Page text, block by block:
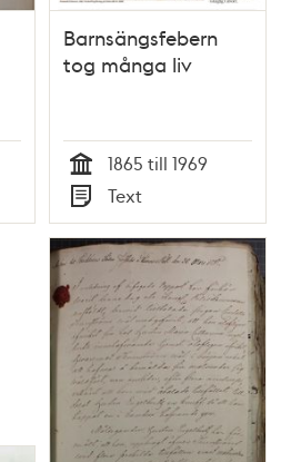
Barnsängsfebern
tog många liv
Tid
1865 till 1969
Typ
Text